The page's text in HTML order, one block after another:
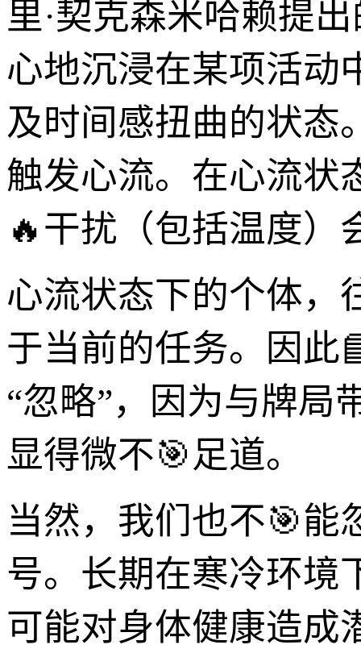
里·契克森米哈赖提
心地沉浸在某项活动
及时间感扭曲的状态
触发心流。在心流状
🔥干扰（包括温度）
心流状态下的个体，
于当前的任务。因此
“忽略”，因为与牌局
显得微不🎯足道。
当然，我们也不🎯能
号。长期在寒冷环境
可能对身体健康造成